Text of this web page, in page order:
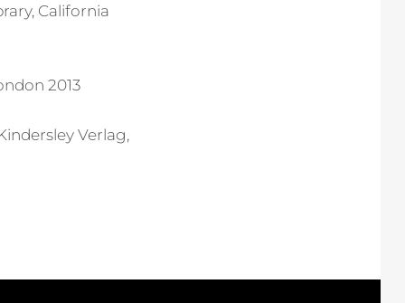
California
2013
Verlag,